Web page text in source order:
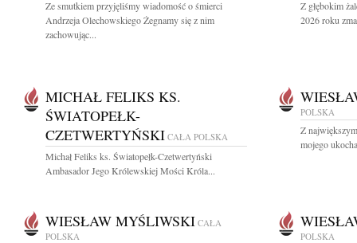
Ze smutkiem przyjęliśmy wiadomość o śmierci
Andrzeja Olechowskiego Żegnamy się z nim
zachowując...
Z głębokim
2026 roku
MICHAŁ FELIKS KS.
ŚWIATOPEŁK-
CZETWERTYŃSKI CAŁA POLSKA
Michał Feliks ks. Światopełk-Czetwertyński
Ambasador Jego Królewskiej Mości Króla...
POLSKA
Z
mojego
WIESŁAW MYŚLIWSKI CAŁA
POLSKA
POLSKA